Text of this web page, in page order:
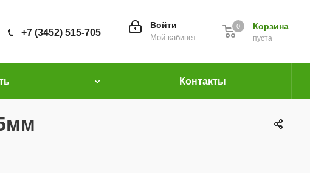
Корзина
пуста
0
Войти
Мой кабинет
+7 (3452) 515-705
Контакты